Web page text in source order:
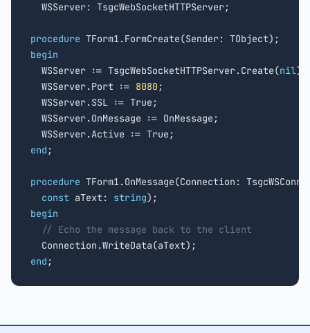
WSServer: TsgcWebSocketHTTPServer;
procedure
begin
WSServer := TsgcWebSocketHTTPServer.Create(nil);
  WSServer.Port :=
8080 ;
  WSServer.SSL := True;
  WSServer.OnMessage := OnMessage;
end ;
procedure TForm1.OnMessage(Connection:
const aText: string
begin
// Echo the message back to the client
end ;